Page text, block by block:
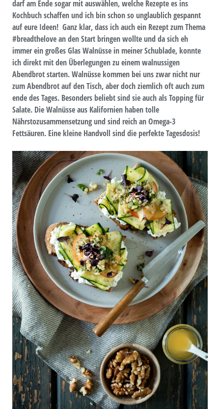
darf am Ende sogar mit auswählen, welche Rezepte es ins
Kochbuch schaffen und ich bin schon so unglaublich gespannt
auf eure Ideen! Ganz klar, dass ich auch ein Rezept zum Thema
#breadthelove an den Start bringen wollte und da sich eh
immer ein großes Glas Walnüsse in meiner Schublade, konnte
ich direkt mit den Überlegungen zu einem walnussigen
Abendbrot starten. Walnüsse kommen bei uns zwar nicht nur
zum Abendbrot auf den Tisch, aber doch ziemlich oft auch zum
ende des Tages. Besonders beliebt sind sie auch als Topping für
Salate. Die Walnüsse aus Kalifornien haben tolle
Nährstozusammensetzung und sind reich an Omega-3
Fettsäuren. Eine kleine Handvoll sind die perfekte Tagesdosis!